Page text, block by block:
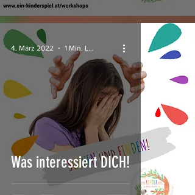
Was interessiert DICH!
4. März 2022 1 Min. Lesezeit